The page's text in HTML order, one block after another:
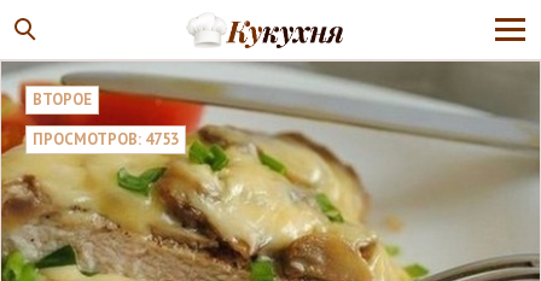
ВТОРОЕ
ПРОСМОТРОВ: 4753